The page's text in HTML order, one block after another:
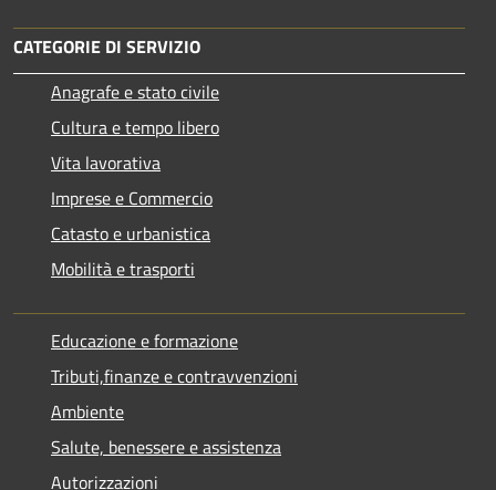
CATEGORIE DI SERVIZIO
Anagrafe e stato civile
Cultura e tempo libero
Vita lavorativa
Imprese e Commercio
Catasto e urbanistica
Mobilità e trasporti
Educazione e formazione
Tributi,finanze e contravvenzioni
Ambiente
Salute, benessere e assistenza
Autorizzazioni